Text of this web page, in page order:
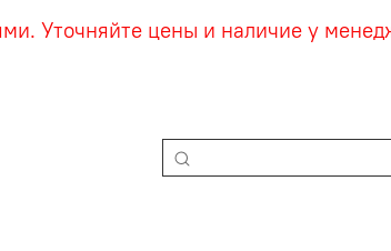
Уточняйте цены и наличие у